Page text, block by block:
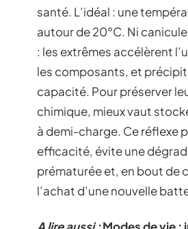
santé. L’idéal : une
autour de 20°C. Ni
: les extrêmes accélèrent
les composants, et
capacité. Pour préserver
chimique, mieux vaut
à demi-charge. Ce réflexe
efficacité, évite une
prématurée et, en bout de
l’achat d’une nouvelle
A lire aussi :Modes de vie :